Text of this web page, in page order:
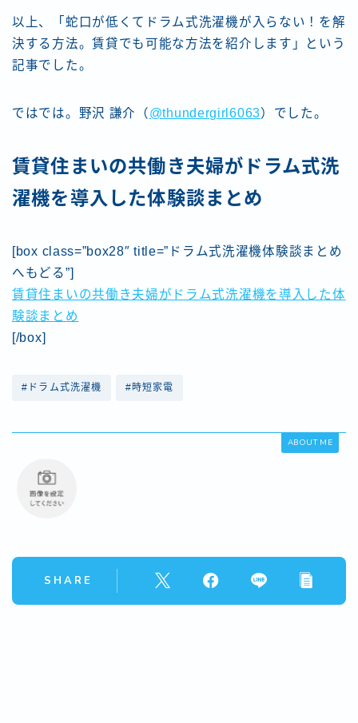
以上、「蛇口が低くてドラム式洗濯機が入らない！を解
決する方法。賃貸でも可能な方法を紹介します」という
記事でした。
ではでは。野沢 謙介（ @thundergirl6063）でした。
賃貸住まいの共働き夫婦がドラム式洗
濯機を導入した体験談まとめ
[box class=”box28″ title=”ドラム式洗濯機体験談まとめ
へもどる”]
賃貸住まいの共働き夫婦がドラム式洗濯機を導入した体
験談まとめ
[/box]
#ドラム式洗濯機 #時短家電
ABOUT ME
SHARE